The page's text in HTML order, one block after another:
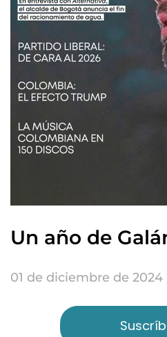
Un año de
01 de diciembre de 2024